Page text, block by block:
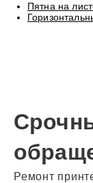
Пятна на
Ремонт